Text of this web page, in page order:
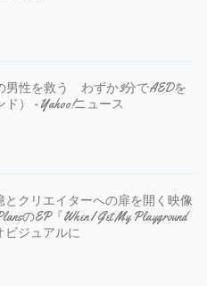
男性を救う わずか3分でAEDを
） - Yahoo!ニュース
とクリエイターへの扉を開く映像
のEP『When I Get My Playground
ビジュアルに